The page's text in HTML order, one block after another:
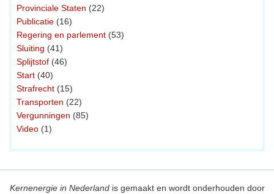
Provinciale Staten (22)
Publicatie (16)
Regering en parlement (53)
Sluiting (41)
Splijtstof (46)
Start (40)
Strafrecht (15)
Transporten (22)
Vergunningen (85)
Video (1)
Kernenergie in Nederlandis gemaakt en wordt onderhouden door